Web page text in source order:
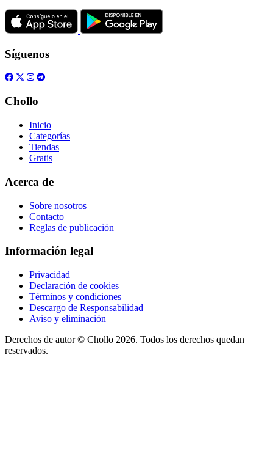
Síguenos
Chollo
Inicio
Categorías
Tiendas
Gratis
Acerca de
Sobre nosotros
Contacto
Reglas de publicación
Información legal
Privacidad
Declaración de cookies
Términos y condiciones
Descargo de Responsabilidad
Aviso y eliminación
Derechos de autor © Chollo 2026. Todos los derechos quedan
reservados.